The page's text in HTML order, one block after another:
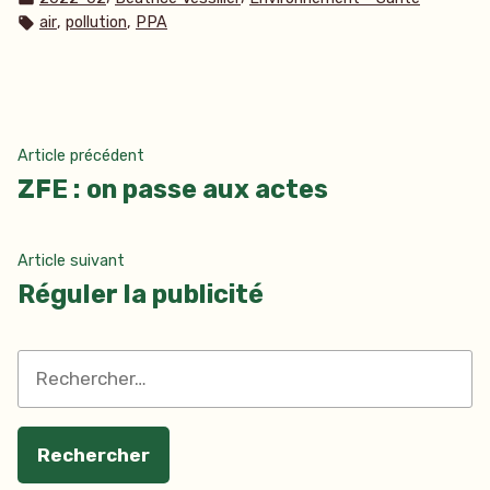
dans
Étiquettes :
air, pollution, PPA
Navigation
de
l’article
Article précédent
précédent :
ZFE : on passe aux actes
Article suivant
suivant
Réguler la publicité